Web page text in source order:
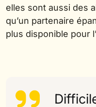
elles sont aussi des
qu’un partenaire
plus disponible pour